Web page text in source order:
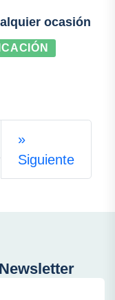
ocasión
»
Siguiente